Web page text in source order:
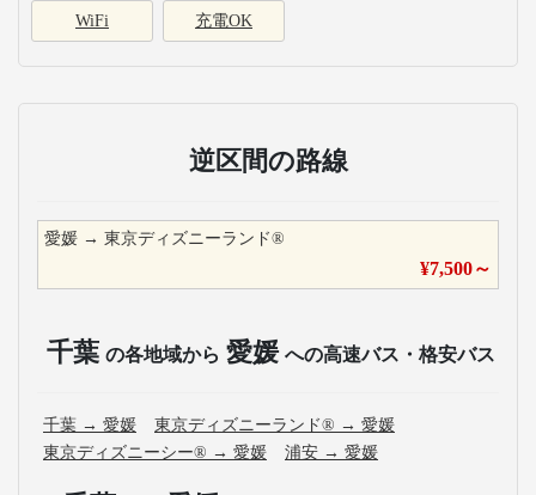
WiFi 充電OK
逆区間の路線
愛媛 → 東京ディズニーランド®
¥7,500～
千葉 の各地域から 愛媛 への高速バス・格安バス
千葉 → 愛媛 東京ディズニーランド® → 愛媛
東京ディズニーシー® → 愛媛 浦安 → 愛媛